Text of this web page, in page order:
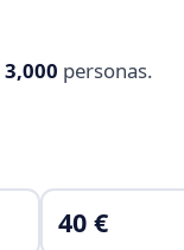
3,000 personas.
40 €